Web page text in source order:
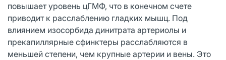
повышает уровень цГМФ, что в конечном счете
приводит к расслаблению гладких мышц. Под
влиянием изосорбида динитрата артериолы и
прекапиллярные сфинктеры расслабляются в
меньшей степени, чем крупные артерии и вены. Это